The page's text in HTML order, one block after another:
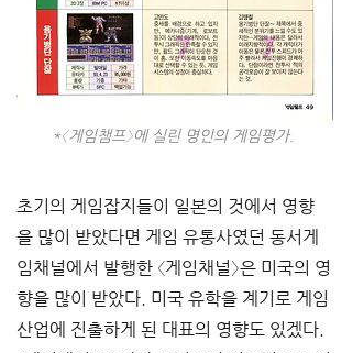
*〈게임챔프〉에 실린 명인의 게임평가.
초기의 게임잡지들이 일본의 것에서 영향
을 많이 받았다면 게임 유통사였던 동서게
임채널에서 발행한 〈게임채널〉은 미국의 영
향을 많이 받았다. 미국 유학을 계기로 게임
산업에 진출하게 된 대표의 영향도 있겠다.